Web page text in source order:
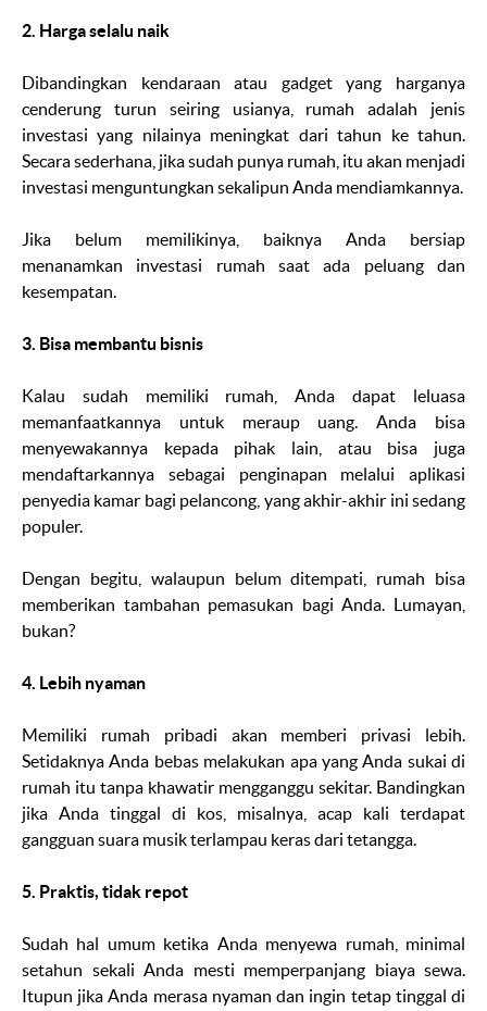
2. Harga selalu naik
Dibandingkan kendaraan atau gadgetyang harganya
cenderung turun seiring usianya, rumah adalah jenis
investasi yang nilainya meningkat dari tahun ke tahun.
Secara sederhana, jika sudah punya rumah, itu akan menjadi
investasi menguntungkan sekalipun Anda mendiamkannya.
Jika belum memilikinya, baiknya Anda bersiap
menanamkan investasi rumah saat ada peluang dan
kesempatan.
3. Bisa membantu bisnis
Kalau sudah memiliki rumah, Anda dapat leluasa
memanfaatkannya untuk meraup uang. Anda bisa
menyewakannya kepada pihak lain, atau bisa juga
mendaftarkannya sebagai penginapan melalui aplikasi
penyedia kamar bagi pelancong, yang akhir-akhir ini sedang
populer.
Dengan begitu, walaupun belum ditempati, rumah bisa
memberikan tambahan pemasukan bagi Anda. Lumayan,
bukan?
4. Lebih nyaman
Memiliki rumah pribadi akan memberi privasi lebih.
Setidaknya Anda bebas melakukan apa yang Anda sukai di
rumah itu tanpa khawatir mengganggu sekitar. Bandingkan
jika Anda tinggal di kos, misalnya, acap kali terdapat
gangguan suara musik terlampau keras dari tetangga.
5. Praktis, tidak repot
Sudah hal umum ketika Anda menyewa rumah, minimal
setahun sekali Anda mesti memperpanjang biaya sewa.
Itupun jika Anda merasa nyaman dan ingin tetap tinggal di